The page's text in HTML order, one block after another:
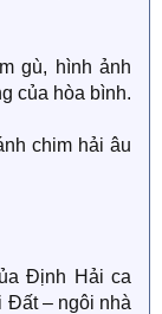
gù, hình ảnh
của hòa bình.
chim hải âu
Định Hải ca
Đất – ngôi nhà